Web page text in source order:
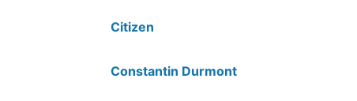
Citizen
Constantin Durmont